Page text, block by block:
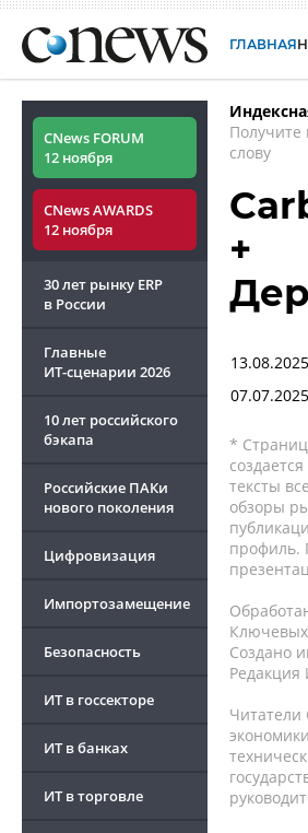
ГЛАВНАЯ
CNews FORUM
12 ноября
CNews AWARDS
12 ноября
30 лет рынку ERP
в России
Главные
ИТ-сценарии 2026
10 лет российского
бэкапа
Российские ПАКи
нового поколения
Цифровизация
Импортозамещение
Безопасность
ИТ в госсекторе
ИТ в банках
ИТ в торговле
Получите
слову
+
13.08.2025
07.07.2025
*
тексты
обзоры
профиль.
Ключевых
Создано
Редакция
Читатели